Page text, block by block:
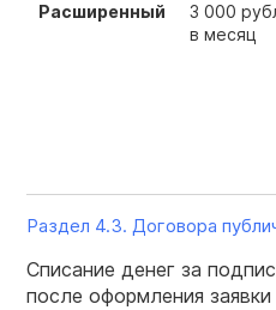
Расширенный
3 000
в месяц
Раздел 4.3. Договора
Списание денег за
после оформления заявки